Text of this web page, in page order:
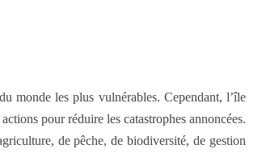
monde les plus vulnérables. Cependant, l’île
pour réduire les catastrophes annoncées.
de pêche, de biodiversité, de gestion